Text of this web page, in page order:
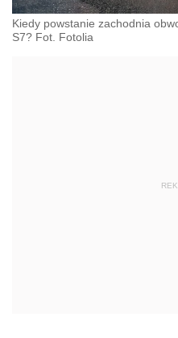
Kiedy powstanie zachodnia
S7? Fot. Fotolia